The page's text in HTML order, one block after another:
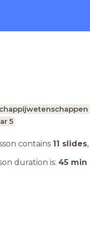
5
contains 11 slides,
duration is: 45 min